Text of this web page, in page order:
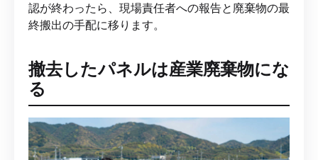
認が終わったら、現場責任者への報告と廃棄物の最
終搬出の手配に移ります。
撤去したパネルは産業廃棄物にな
る